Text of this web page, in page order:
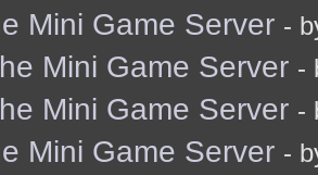
Mini Game Server -
Mini Game Server -
Mini Game Server -
Mini Game Server -